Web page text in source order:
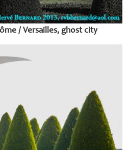
/ Versailles, ghost city